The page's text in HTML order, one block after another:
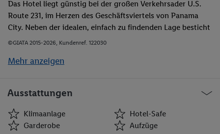
Das Hotel liegt günstig bei der großen Verkehrsader U.S.
Route 231, im Herzen des Geschäftsviertels von Panama
City. Neben der idealen, einfach zu findenden Lage besticht
das Hotel auch mit der Nähe zu den großen Unternehmen
Sallie Mae und Trane. Das Betsy Ann Riverboat liegt rund 13
sind es rund 25 km vom Hotel aus.
©GIATA 2015-2026, Kundenref. 122030
Mehr anzeigen
Ausstattungen
Klimaanlage
Hotel-Safe
Garderobe
Aufzüge